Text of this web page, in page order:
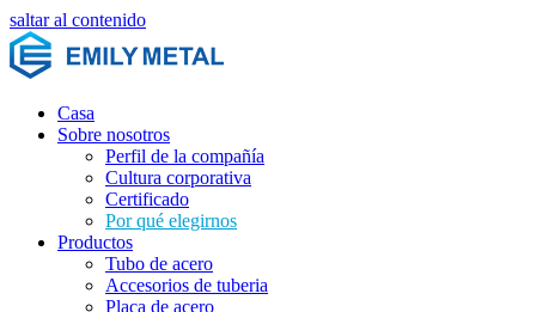
saltar al contenido
Casa
Sobre nosotros
Perfil de la compañía
Cultura corporativa
Certificado
Por qué elegirnos
Productos
Tubo de acero
Accesorios de tuberia
Placa de acero